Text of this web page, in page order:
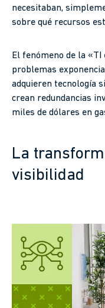
necesitaban,
sobre qué recursos
El fenómeno de la
problemas
adquieren tecnología
crean redundancias
miles de dólares en
La
visibilidad